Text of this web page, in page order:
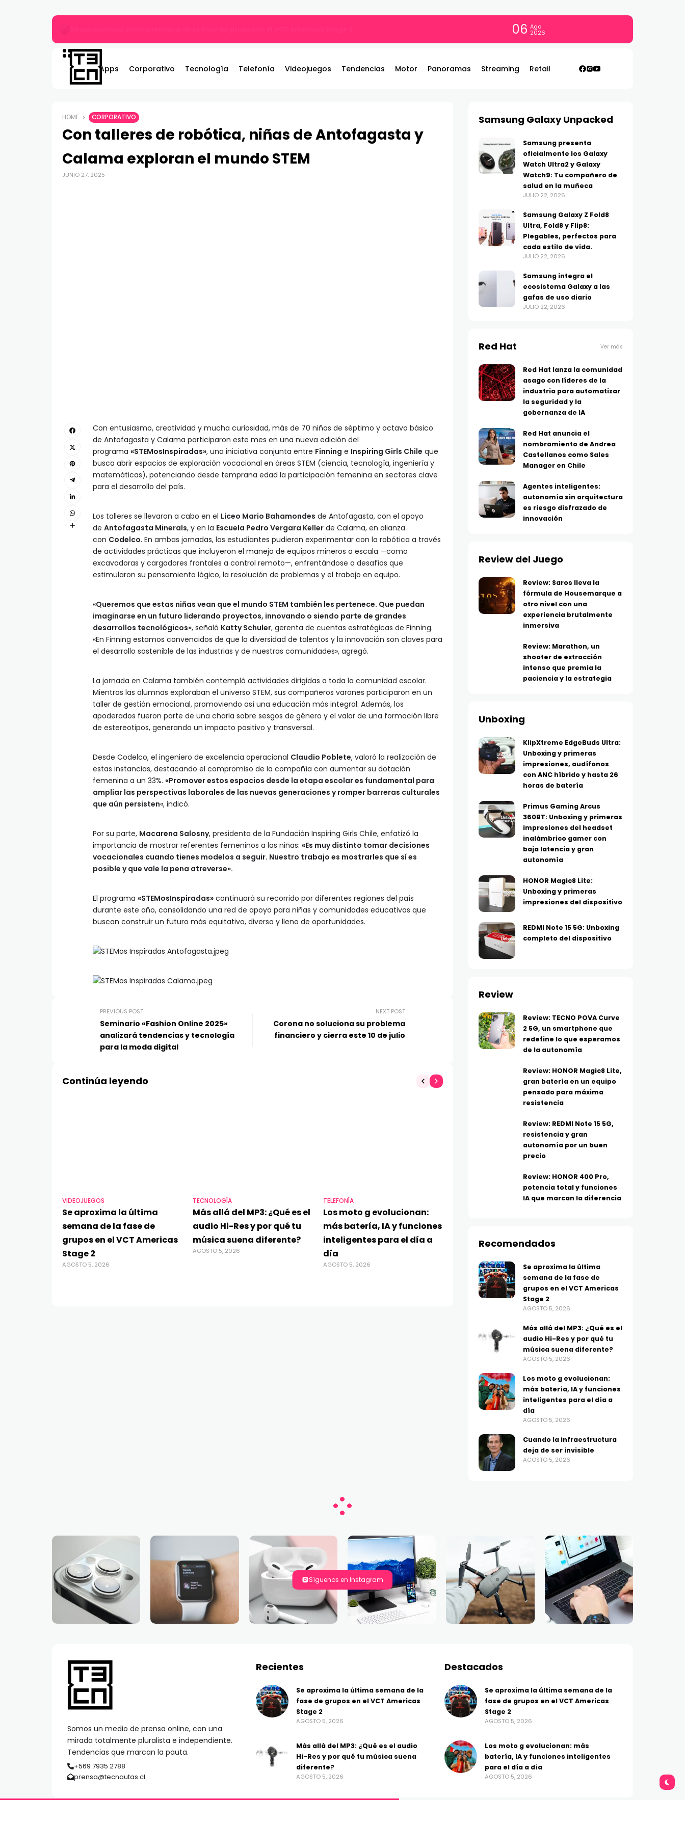
06 Ago
2026
Apps Corporativo Tecnología Telefonía Videojuegos Tendencias Motor Panoramas Streaming Retail
HOME CORPORATIVO
Con talleres de robótica, niñas de Antofagasta y
Calama exploran el mundo STEM
JUNIO 27, 2025
Con entusiasmo, creatividad y mucha curiosidad, más de 70 niñas de séptimo y octavo básico
de Antofagasta y Calama participaron este mes en una nueva edición del
programa «STEMosInspiradas», una iniciativa conjunta entre Finning e Inspiring Girls Chile que
busca abrir espacios de exploración vocacional en áreas STEM (ciencia, tecnología, ingeniería y
matemáticas), potenciando desde temprana edad la participación femenina en sectores clave
para el desarrollo del país.
Los talleres se llevaron a cabo en el Liceo Mario Bahamondes de Antofagasta, con el apoyo
de Antofagasta Minerals, y en la Escuela Pedro Vergara Keller de Calama, en alianza
con Codelco. En ambas jornadas, las estudiantes pudieron experimentar con la robótica a través
de actividades prácticas que incluyeron el manejo de equipos mineros a escala —como
excavadoras y cargadores frontales a control remoto—, enfrentándose a desafíos que
estimularon su pensamiento lógico, la resolución de problemas y el trabajo en equipo.
«Queremos que estas niñas vean que el mundo STEM también les pertenece. Que puedan
imaginarse en un futuro liderando proyectos, innovando o siendo parte de grandes
desarrollos tecnológicos», señaló Katty Schuler, gerenta de cuentas estratégicas de Finning.
«En Finning estamos convencidos de que la diversidad de talentos y la innovación son claves para
el desarrollo sostenible de las industrias y de nuestras comunidades», agregó.
La jornada en Calama también contempló actividades dirigidas a toda la comunidad escolar.
Mientras las alumnas exploraban el universo STEM, sus compañeros varones participaron en un
taller de gestión emocional, promoviendo así una educación más integral. Además, los
apoderados fueron parte de una charla sobre sesgos de género y el valor de una formación libre
de estereotipos, generando un impacto positivo y transversal.
Desde Codelco, el ingeniero de excelencia operacional Claudio Poblete, valoró la realización de
estas instancias, destacando el compromiso de la compañía con aumentar su dotación
femenina a un 33%. «Promover estos espacios desde la etapa escolar es fundamental para
ampliar las perspectivas laborales de las nuevas generaciones y romper barreras culturales
que aún persisten«, indicó.
Por su parte, Macarena Salosny, presidenta de la Fundación Inspiring Girls Chile, enfatizó la
importancia de mostrar referentes femeninos a las niñas: «Es muy distinto tomar decisiones
vocacionales cuando tienes modelos a seguir. Nuestro trabajo es mostrarles que sí es
posible y que vale la pena atreverse».
El programa «STEMosInspiradas» continuará su recorrido por diferentes regiones del país
durante este año, consolidando una red de apoyo para niñas y comunidades educativas que
buscan construir un futuro más equitativo, diverso y lleno de oportunidades.
PREVIOUS POST
Seminario «Fashion Online 2025»
analizará tendencias y tecnología
para la moda digital
NEXT POST
Corona no soluciona su problema
financiero y cierra este 10 de julio
Continúa leyendo
VIDEOJUEGOS
Se aproxima la última
semana de la fase de
grupos en el VCT Americas
Stage 2
AGOSTO 5, 2026
TECNOLOGÍA
Más allá del MP3: ¿Qué es el
audio Hi-Res y por qué tu
música suena diferente?
AGOSTO 5, 2026
TELEFONÍA
Los moto g evolucionan:
más batería, IA y funciones
inteligentes para el día a
día
AGOSTO 5, 2026
VIDEOJUEGOS
original estará gratis
Steam
AGOSTO 5, 2026
Samsung Galaxy Unpacked
Samsung presenta
oficialmente los Galaxy
Watch Ultra2 y Galaxy
Watch9: Tu compañero de
salud en la muñeca
JULIO 22, 2026
Samsung Galaxy Z Fold8
Ultra, Fold8 y Flip8:
Plegables, perfectos para
cada estilo de vida.
JULIO 22, 2026
Samsung integra el
ecosistema Galaxy a las
gafas de uso diario
JULIO 22, 2026
Red Hat Ver más
Red Hat lanza la comunidad
asago con líderes de la
industria para automatizar
la seguridad y la
gobernanza de IA
Red Hat anuncia el
nombramiento de Andrea
Castellanos como Sales
Manager en Chile
Agentes inteligentes:
autonomía sin arquitectura
es riesgo disfrazado de
innovación
Review del Juego
Review: Saros lleva la
fórmula de Housemarque a
otro nivel con una
experiencia brutalmente
inmersiva
Review: Marathon, un
shooter de extracción
intenso que premia la
paciencia y la estrategia
Unboxing
KlipXtreme EdgeBuds Ultra:
Unboxing y primeras
impresiones, audífonos
con ANC híbrido y hasta 26
horas de batería
Primus Gaming Arcus
360BT: Unboxing y primeras
impresiones del headset
inalámbrico gamer con
baja latencia y gran
autonomía
HONOR Magic8 Lite:
Unboxing y primeras
impresiones del dispositivo
REDMI Note 15 5G: Unboxing
completo del dispositivo
Review
Review: TECNO POVA Curve
2 5G, un smartphone que
redefine lo que esperamos
de la autonomía
Review: HONOR Magic8 Lite,
gran batería en un equipo
pensado para máxima
resistencia
Review: REDMI Note 15 5G,
resistencia y gran
autonomía por un buen
precio
Review: HONOR 400 Pro,
potencia total y funciones
IA que marcan la diferencia
Recomendados
Se aproxima la última
semana de la fase de
grupos en el VCT Americas
Stage 2
AGOSTO 5, 2026
Más allá del MP3: ¿Qué es el
audio Hi-Res y por qué tu
música suena diferente?
AGOSTO 5, 2026
Los moto g evolucionan:
más batería, IA y funciones
inteligentes para el día a
día
AGOSTO 5, 2026
Cuando la infraestructura
deja de ser invisible
AGOSTO 5, 2026
Síguenos en Instagram
Somos un medio de prensa online, con una
mirada totalmente pluralista e independiente.
Tendencias que marcan la pauta.
+569 7935 2788
prensa@tecnautas.cl
Recientes
Se aproxima la última semana de la
fase de grupos en el VCT Americas
Stage 2
AGOSTO 5, 2026
Más allá del MP3: ¿Qué es el audio
Hi-Res y por qué tu música suena
diferente?
AGOSTO 5, 2026
Destacados
Se aproxima la última semana de la
fase de grupos en el VCT Americas
Stage 2
AGOSTO 5, 2026
Los moto g evolucionan: más
batería, IA y funciones inteligentes
para el día a día
AGOSTO 5, 2026